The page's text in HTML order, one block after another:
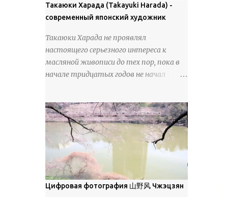
18 век. Шахматный набор "Рыцари
против турок" в шкатулке из
см, Холмогоры, 18 век....
покрова может восприниматься как
матовая. Такое свойство чаще всего
метелевого и фирнизированного снега.
Тем не менее, иногда значительное
количество кристаллов может
располагаться в одной плоскости,
поверхностной изморози. В данном
случае усиливается зеркальное
отражение, что приводит к
искристости снега, зависящей от
положения наблюдателя и высоты
солнца. Зеркальные свойства наиболее
заметны при угле солнечного света 15°
и ниже; при более высокой солнечной
Такаюки Харада (Takayuki Harada) -
современный японский художник
Такаюки Харада не проявлял
настоящего серьезного интереса к
масляной живописи до тех пор, пока в
начале тридцатых годов не начал
художественные музеи и галереи, он
был глубоко тронут и вдохновлен
красотой масляной живописи великих
мастеров. Искусствовед Брайан
Шервин прокомментировал картины
художника, заявив, что "Такаюки
Харада сочетает в себе классическую
Цифровая фотография 山野风 Чжэцзян